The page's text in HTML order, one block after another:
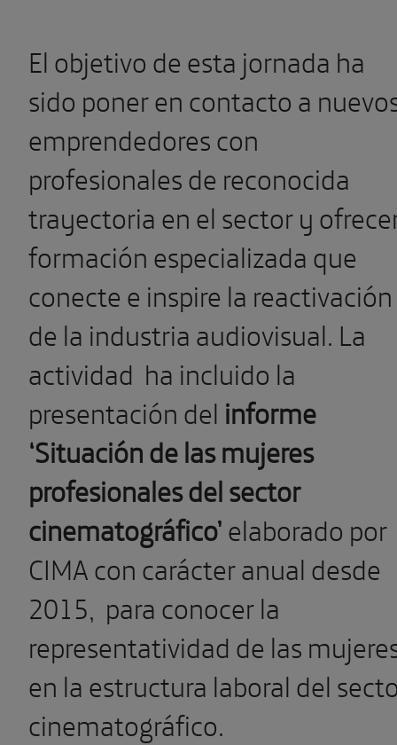
El objetivo de esta jornada ha
sido poner en contacto a
emprendedores con
profesionales de reconocida
trayectoria en el sector y
formación especializada que
conecte e inspire la reactivación
de la industria audiovisual. La
actividad ha incluido la
presentación del informe
‘Situación de las mujeres
profesionales del sector
cinematográfico’elaborado por
CIMA con carácter anual desde
2015, para conocer la
representatividad de las
en la estructura laboral del
cinematográfico.